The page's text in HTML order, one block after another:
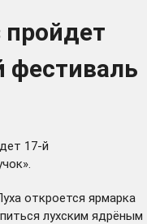
пройдет
фестиваль
17-й
откроется ярмарка
лухским ядрёным